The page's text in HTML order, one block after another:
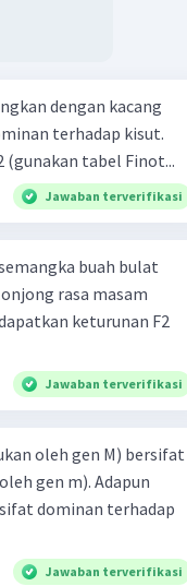
dengan kacang
terhadap kisut.
(gunakan tabel Finot...
Jawaban terverifikasi
buah bulat
rasa masam
keturunan F2
Jawaban terverifikasi
oleh gen M) bersifat
gen m). Adapun
dominan terhadap
Jawaban terverifikasi